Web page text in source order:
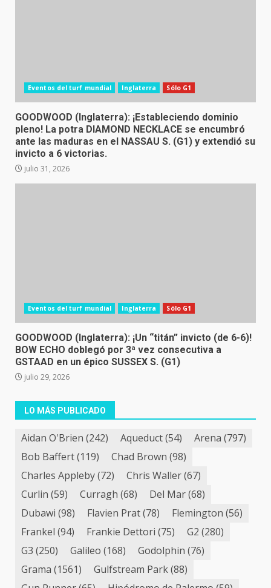
Eventos del turf mundial Inglaterra Sólo G1
GOODWOOD (Inglaterra): ¡Estableciendo dominio
pleno! La potra DIAMOND NECKLACE se encumbró
ante las maduras en el NASSAU S. (G1) y extendió su
invicto a 6 victorias.
julio 31, 2026
Eventos del turf mundial Inglaterra Sólo G1
GOODWOOD (Inglaterra): ¡Un “titán” invicto (de 6-6)!
BOW ECHO doblegó por 3ª vez consecutiva a
GSTAAD en un épico SUSSEX S. (G1)
julio 29, 2026
LO MÁS PUBLICADO
Aidan O'Brien (242) Aqueduct(54) Arena (797)
Bob Baffert(119) Chad Brown (98)
Charles Appleby(72) Chris Waller(67)
Curlin (59) Curragh (68) Del Mar(68)
Dubawi (98) Flavien Prat(78) Flemington (56)
Frankel (94) Frankie Dettori (75) G2 (280)
G3 (250) Galileo (168) Godolphin (76)
Grama (1561) Gulfstream Park(88)